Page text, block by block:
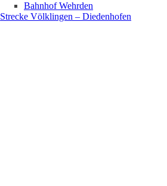
Bahnhof Wehrden
Strecke Völklingen – Diedenhofen